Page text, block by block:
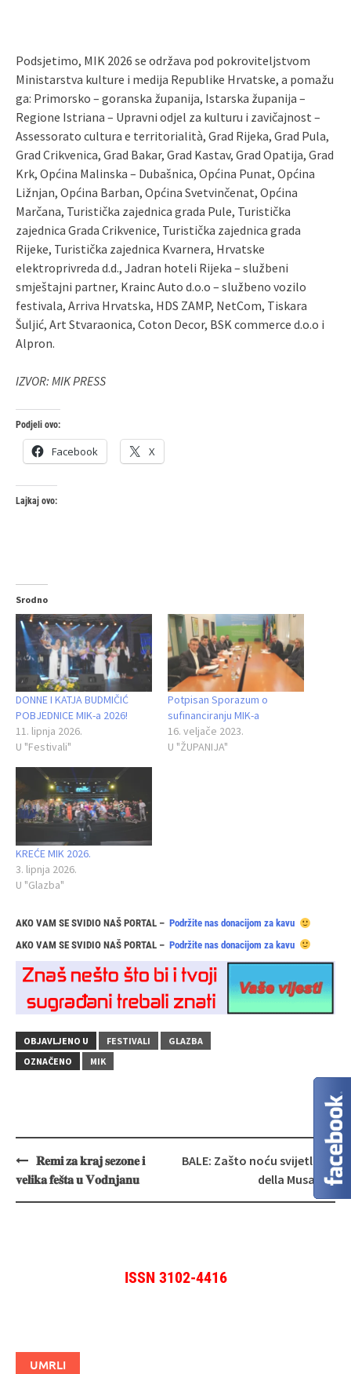
Podsjetimo, MIK 2026 se održava pod pokroviteljstvom
Ministarstva kulture i medija Republike Hrvatske, a pomažu
ga: Primorsko – goranska županija, Istarska županija –
Regione Istriana – Upravni odjel za kulturu i zavičajnost –
Assessorato cultura e territorialità, Grad Rijeka, Grad Pula,
Grad Crikvenica, Grad Bakar, Grad Kastav, Grad Opatija, Grad
Krk, Općina Malinska – Dubašnica, Općina Punat, Općina
Ližnjan, Općina Barban, Općina Svetvinčenat, Općina
Marčana, Turistička zajednica grada Pule, Turistička
zajednica Grada Crikvenice, Turistička zajednica grada
Rijeke, Turistička zajednica Kvarnera, Hrvatske
elektroprivreda d.d., Jadran hoteli Rijeka – službeni
smještajni partner, Krainc Auto d.o.o – službeno vozilo
festivala, Arriva Hrvatska, HDS ZAMP, NetCom, Tiskara
Šuljić, Art Stvaraonica, Coton Decor, BSK commerce d.o.o i
Alpron.
IZVOR: MIK PRESS
Podjeli ovo:
Facebook X
Lajkaj ovo:
Srodno
DONNE I KATJA BUDMIČIĆ
POBJEDNICE MIK-a 2026!
11. lipnja 2026.
U "Festivali"
Potpisan Sporazum o
sufinanciranju MIK-a
16. veljače 2023.
U "ŽUPANIJA"
KREĆE MIK 2026.
3. lipnja 2026.
U "Glazba"
AKO VAM SE SVIDIO NAŠ PORTAL – Podržite nas donacijom za kavu
AKO VAM SE SVIDIO NAŠ PORTAL – Podržite nas donacijom za kavu
OBJAVLJENO U FESTIVALI
GLAZBA
OZNAČENO
MIK
Navigacija
objava
𝐑𝐞𝐦𝐢 𝐳𝐚 𝐤𝐫𝐚𝐣 𝐬𝐞𝐳𝐨𝐧𝐞 𝐢
𝐯𝐞𝐥𝐢𝐤𝐚 𝐟𝐞𝐬̌𝐭𝐚 𝐮 𝐕𝐨𝐝𝐧𝐣𝐚𝐧𝐮
BALE: Zašto noću svijetli Val
della Musa
ISSN 3102-4416
UMRLI